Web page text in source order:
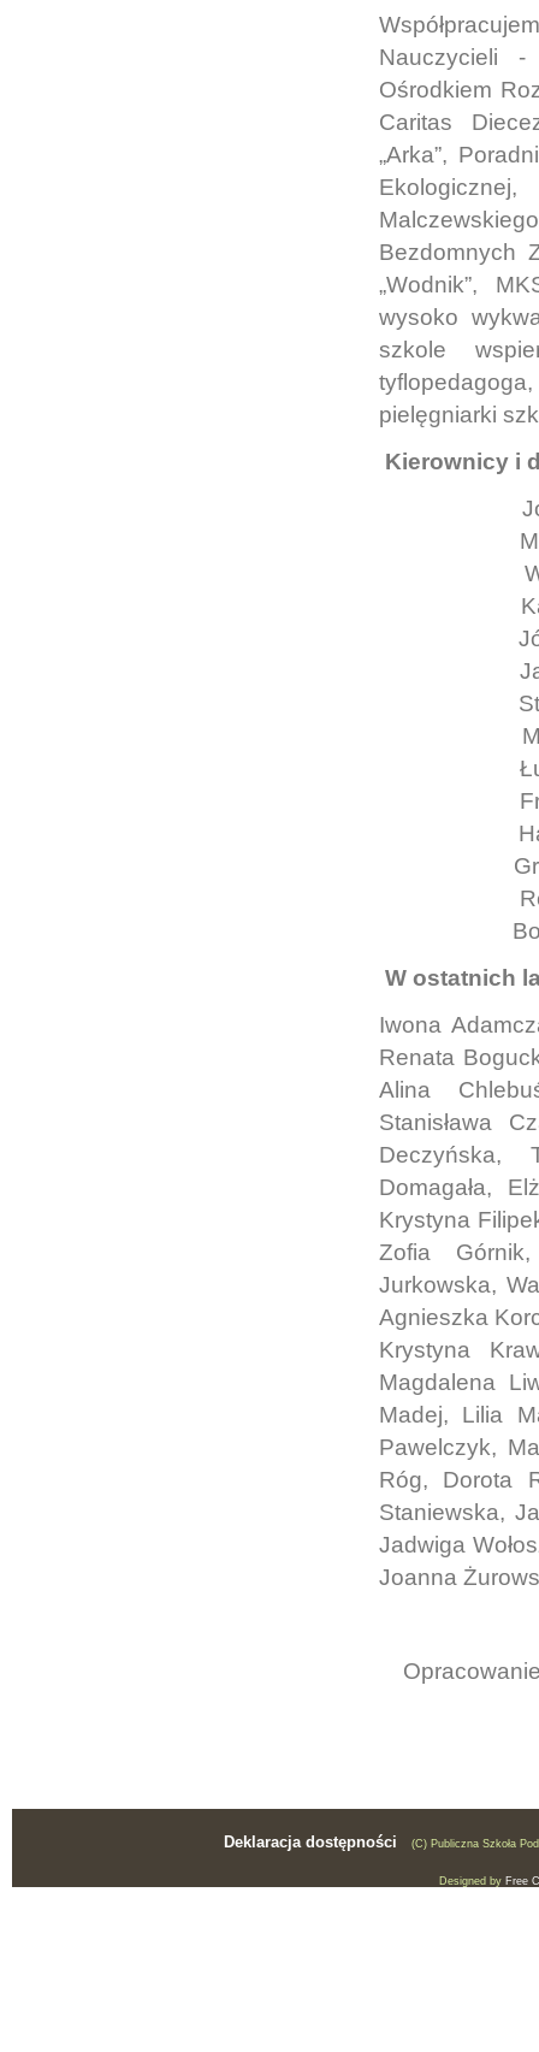
Nauczycieli -
Ośrodkiem
Caritas
„Arka”,
Bezdomnych
„Wodnik”,
wysoko
szkole
pielęgniarki
Kierownicy i
W ostatnich
Iwona
Renata
Alina
Stanisława
Deczyńska,
Domagała,
Krystyna
Zofia
Jurkowska,
Agnieszka
Krystyna
Magdalena
Madej, Lilia
Pawelczyk,
Róg, Dorota
Staniewska,
Jadwiga
Joanna
Deklaracja dostępności (C) Publiczna Szkoła
Designed by Free